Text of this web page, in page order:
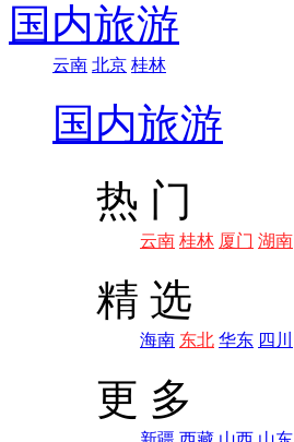
国内旅游
云南 北京 桂林
国内旅游
热 门
云南 桂林 厦门 湖南
精 选
海南 东北 华东 四川
更 多